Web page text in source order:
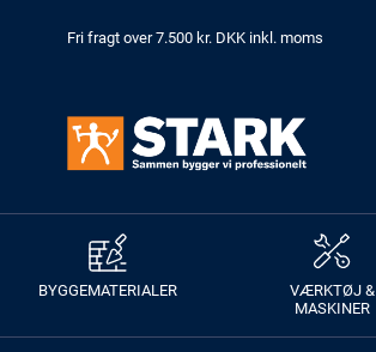
Fri fragt over 7.500 kr. DKK inkl. moms
BYGGEMATERIALER
VÆRKTØJ &
MASKINER